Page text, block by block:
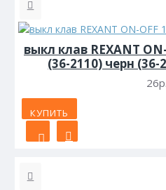
выкл клав REXANT
(36-2110) черн (36-
26р.
КУПИТЬ